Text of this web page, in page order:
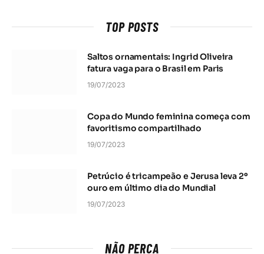
TOP POSTS
Saltos ornamentais: Ingrid Oliveira
fatura vaga para o Brasil em Paris
19/07/2023
Copa do Mundo feminina começa com
favoritismo compartilhado
19/07/2023
Petrúcio é tricampeão e Jerusa leva 2º
ouro em último dia do Mundial
19/07/2023
NÃO PERCA